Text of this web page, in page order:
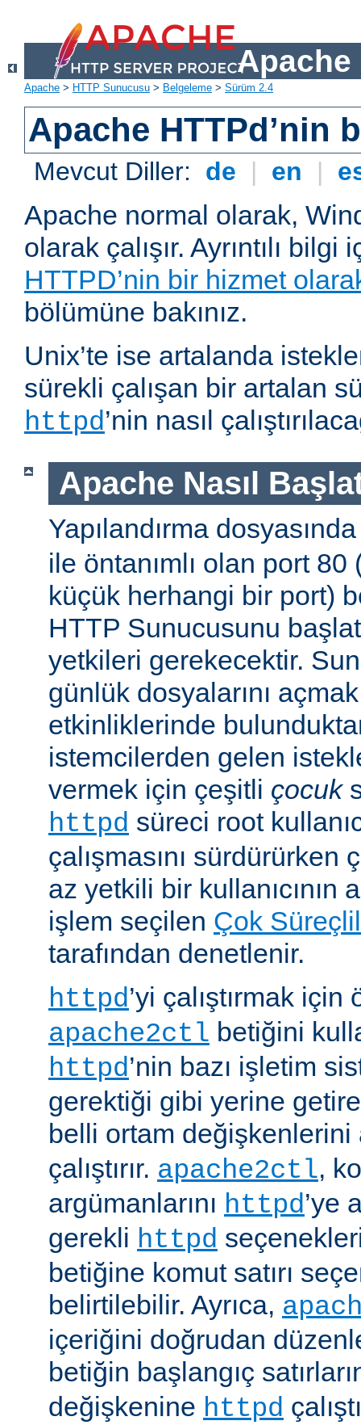
Apache
Apache > HTTP Sunucusu > Belgeleme > Sürüm 2.4
Apache HTTPd’nin
Mevcut Diller: de | en |
Apache normal olarak,
olarak çalışır. Ayrıntılı bilgi
HTTPD’nin bir hizmet olarak
bölümüne bakınız.
Unix’te ise artalanda
sürekli çalışan bir artalan
httpd’nin nasıl
Apache Nasıl
Yapılandırma
ile öntanımlı olan port 80
küçük herhangi bir port)
HTTP Sunucusunu
yetkileri gerekecektir.
günlük dosyalarını
etkinliklerinde
istemcilerden gelen
vermek için çeşitli çocuk
httpd süreci root
çalışmasını
az yetkili bir kullanıcının
işlem seçilen Çok
tarafından denetlenir.
httpd’yi çalıştırmak
apache2ctl betiğini
httpd’nin bazı işletim
gerektiği gibi yerine
belli ortam
çalıştırır. apache2ctl,
argümanlarını httpd’ye
gerekli httpd
betiğine komut satırı
belirtilebilir. Ayrıca,
içeriğini doğrudan
betiğin başlangıç
değişkenine httpd